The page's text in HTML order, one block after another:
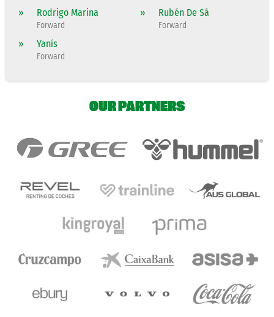
» Rodrigo Marina
Forward
» Rubén De Sá
Forward
» Yanís
Forward
OUR PARTNERS